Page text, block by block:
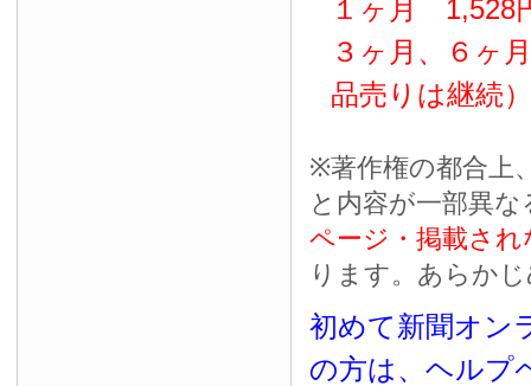
１ヶ月 1,528
３ヶ月、６ヶ
品売りは継続）
※著作権の都合上
と内容が一部異な
ページ・掲載され
ります。あらか
初めて新聞オン
の方は、ヘルプ